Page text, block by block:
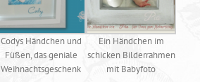
Codys Händchen und
Füßen, das geniale
Weihnachtsgeschenk
Ein Händchen im
schicken Bilderrahmen
mit Babyfoto